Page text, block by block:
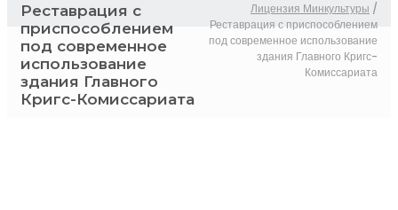
Реставрация с
приспособлением
под современное
использование
здания Главного
Кригс-Комиссариата
Лицензия Минкультуры /
Реставрация с приспособлением
под современное использование
здания Главного Кригс-
Комиссариата